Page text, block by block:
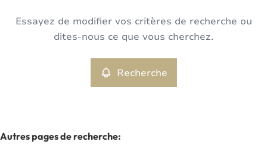
Terrain Remove
Recherche Trier par
Essayez de modifier vos critères de recherche ou
dites-nous ce que vous cherchez.
Recherche
Autres pages de recherche: